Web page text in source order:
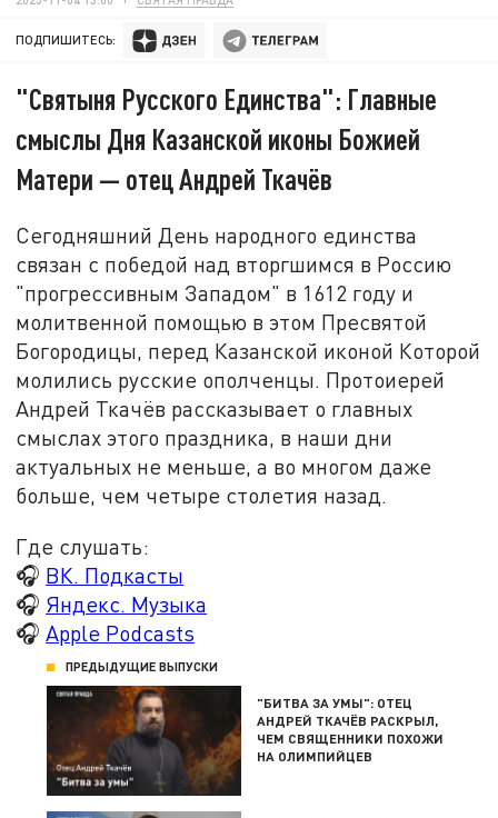
ПОДПИШИТЕСЬ:
"Святыня Русского Единства": Главные
смыслы Дня Казанской иконы Божией
Матери — отец Андрей Ткачёв
Сегодняшний День народного единства
связан с победой над вторгшимся в Россию
"прогрессивным Западом" в 1612 году и
молитвенной помощью в этом Пресвятой
Богородицы, перед Казанской иконой Которой
молились русские ополченцы. Протоиерей
Андрей Ткачёв рассказывает о главных
смыслах этого праздника, в наши дни
актуальных не меньше, а во многом даже
больше, чем четыре столетия назад.
Где слушать:
🎧 ВК. Подкасты
🎧 Яндекс. Музыка
🎧 Apple Podcasts
ПРЕДЫДУЩИЕ ВЫПУСКИ
"БИТВА ЗА УМЫ": ОТЕЦ
АНДРЕЙ ТКАЧЁВ РАСКРЫЛ,
ЧЕМ СВЯЩЕННИКИ ПОХОЖИ
НА ОЛИМПИЙЦЕВ